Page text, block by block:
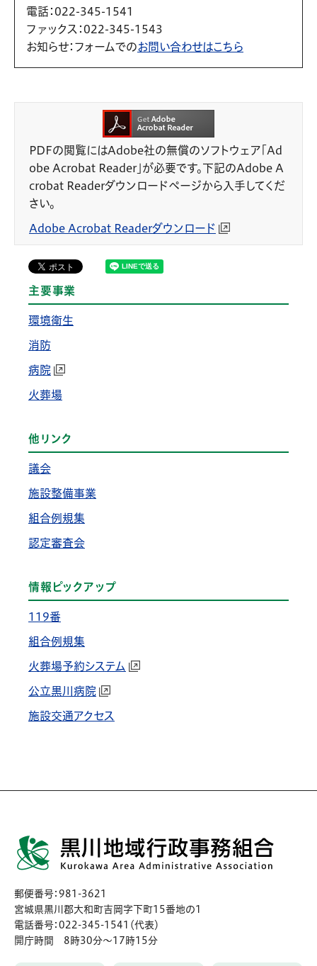
電話 ：022-345-1541
ファックス ：022-345-1543
お知らせ：フォームでのお問い合わせはこちら
PDFの閲覧にはAdobe社の無償のソフトウェア「Ad
obe Acrobat Reader」が必要です。下記のAdobe A
crobat Readerダウンロードページから入手してくだ
さい。
Adobe Acrobat Readerダウンロード
主要事業
環境衛生
消防
病院
火葬場
他リンク
議会
施設整備事業
組合例規集
認定審査会
情報ピックアップ
119番
組合例規集
火葬場予約システム
公立黒川病院
施設交通アクセス
郵便番号：981-3621
宮城県黒川郡大和町吉岡字下町15番地の1
電話番号：022-345-1541（代表）
開庁時間 8時30分〜17時15分